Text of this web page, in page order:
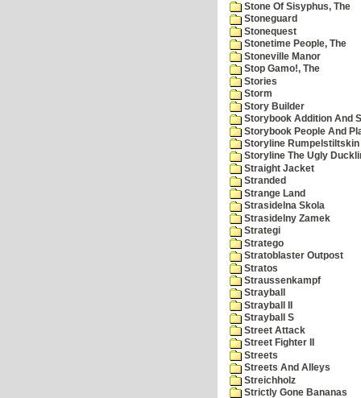
Stone Of Sisyphus, The
Stoneguard
Stonequest
Stonetime People, The
Stoneville Manor
Stop Gamo!, The
Stories
Storm
Story Builder
Storybook Addition And
Storybook People And
Storyline Rumpelstiltskin
Storyline The Ugly
Straight Jacket
Stranded
Strange Land
Strasidelna Skola
Strasidelny Zamek
Strategi
Stratego
Stratoblaster Outpost
Stratos
Straussenkampf
Strayball
Strayball II
Strayball S
Street Attack
Street Fighter II
Streets
Streets And Alleys
Streichholz
Strictly Gone Bananas